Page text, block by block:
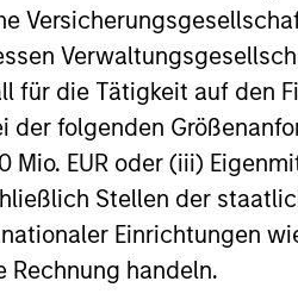
für die Tätigkeit auf den
folgenden
EUR oder (iii)
Stellen der
Einrichtungen
Rechnung handeln.
herein does not constitute
securities in any jurisdiction in
such jurisdiction.
additional risk